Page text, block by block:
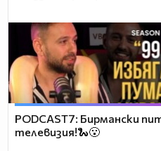
PODCAST7: Бирмански
телевизия!🐍😮